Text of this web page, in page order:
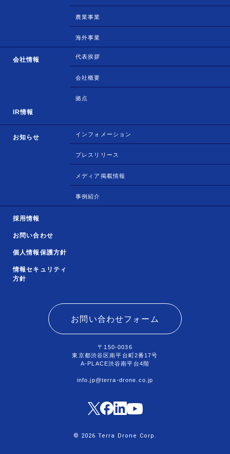
農業事業
海外事業
会社情報 代表挨拶
会社概要
拠点
IR情報
お知らせ インフォメーション
プレスリリース
メディア掲載情報
事例紹介
採用情報
お問い合わせ
個人情報保護方針
情報セキュリティ
方針
お問い合わせフォーム
〒150-0036
東京都渋谷区南平台町2番17号
A-PLACE渋谷南平台4階
info.jp@terra-drone.co.jp
© 2026 Terra Drone Corp.